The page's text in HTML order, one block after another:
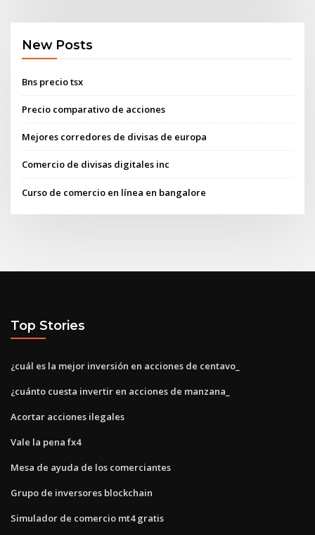
New Posts
Bns precio tsx
Precio comparativo de acciones
Mejores corredores de divisas de europa
Comercio de divisas digitales inc
Curso de comercio en línea en bangalore
Top Stories
¿cuál es la mejor inversión en acciones de centavo_
¿cuánto cuesta invertir en acciones de manzana_
Acortar acciones ilegales
Vale la pena fx4
Mesa de ayuda de los comerciantes
Grupo de inversores blockchain
Simulador de comercio mt4 gratis